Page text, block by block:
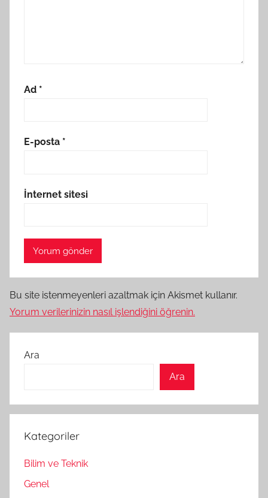
Ad *
E-posta *
İnternet sitesi
Bu site istenmeyenleri azaltmak için Akismet kullanır.
Yorum verilerinizin nasıl işlendiğini öğrenin.
Ara
Ara
Kategoriler
Bilim ve Teknik
Genel